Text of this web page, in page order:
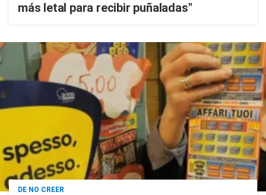
más letal para recibir puñaladas"
DE NO CREER